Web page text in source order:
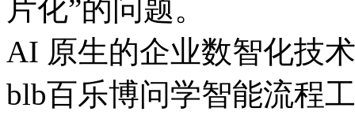
片化”的问题。
AI 原生的企业数智化技
blb百乐博问学智能流程